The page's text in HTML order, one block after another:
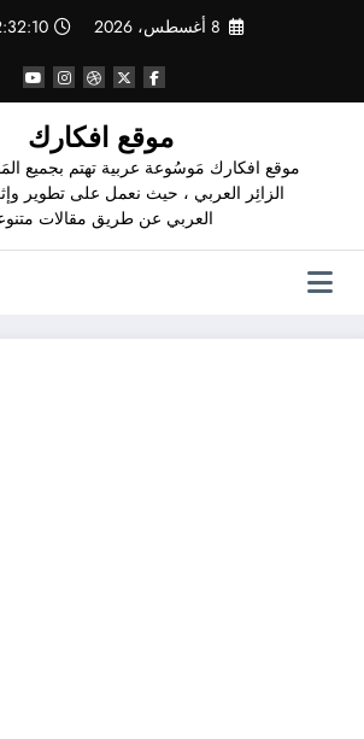
8 أغسطس، 2026 AM
موقع افكارك
موقع افكارك مَوسُوعة عربية تهتم بجميع
الزائِر العربي ، حيث نعمل على تطوير
العربي عن طريق مقالات